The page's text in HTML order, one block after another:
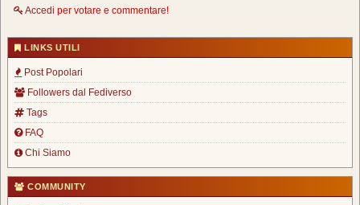
Accedi per votare e commentare!
LINKS UTILI
Post Popolari
Followers dal Fediverso
Tags
FAQ
Chi Siamo
COMMUNITY